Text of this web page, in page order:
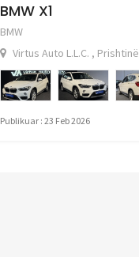
BMW X1
BMW
Virtus Auto L.L.C. , Prishtinë
Publikuar : 23 Feb 2026